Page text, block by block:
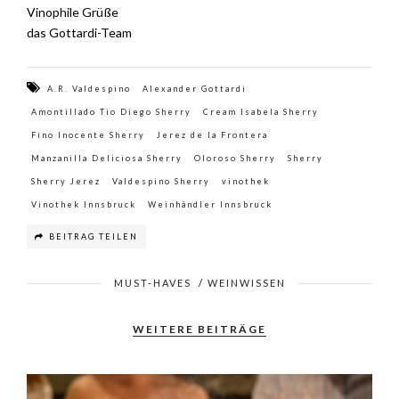
Vinophile Grüße
das Gottardi-Team
A.R. Valdespino Alexander Gottardi
Amontillado Tio Diego Sherry Cream Isabela Sherry
Fino Inocente Sherry Jerez de la Frontera
Manzanilla Deliciosa Sherry Oloroso Sherry Sherry
Sherry Jerez Valdespino Sherry vinothek
Vinothek Innsbruck Weinhändler Innsbruck
BEITRAG TEILEN
MUST-HAVES / WEINWISSEN
WEITERE BEITRÄGE